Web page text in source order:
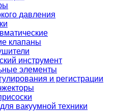
давления
клапаны
инструмент
элементы
и регистрации
вакуумной техники